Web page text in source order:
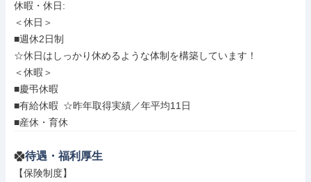
休暇・休日:
＜休日＞
■週休2日制
☆休日はしっかり休めるような体制を構築しています！
＜休暇＞
■慶弔休暇
■有給休暇 ☆昨年取得実績／年平均11日
■産休・育休
待遇・福利厚生
【保険制度】